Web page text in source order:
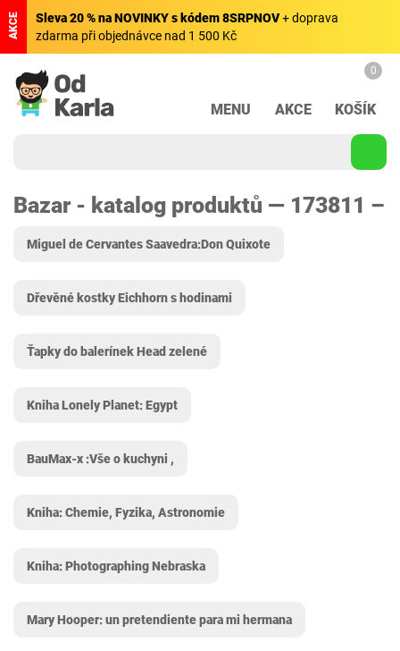
AKCE Sleva 20 % na NOVINKY s kódem 8SRPNOV+ doprava
zdarma při objednávce nad 1 500 Kč
MENU AKCE
0
KOŠÍK
Bazar - katalog produktů — 173811 –
Miguel de Cervantes Saavedra:Don Quixote
Dřevěné kostky Eichhorn s hodinami
Ťapky do balerínek Head zelené
Kniha Lonely Planet: Egypt
BauMax-x :Vše o kuchyni ,
Kniha: Chemie, Fyzika, Astronomie
Kniha: Photographing Nebraska
Mary Hooper: un pretendiente para mi hermana